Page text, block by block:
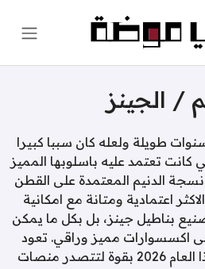
/ الجينز
طويلة ولعله كان سببا كبيرا
تعتمد عليه باسلوبها المميز
الدنيم المعتمدة على القطن
هي الاكثر اعتمادية ومتانة مع امكانية
بناطيل جينز، بل بكل ما يمكن
اكسسوارات مميز وراقي. تعود
موضة الجينز / الدنيم هذا العام 2026 بقوة لتتصدر منصات